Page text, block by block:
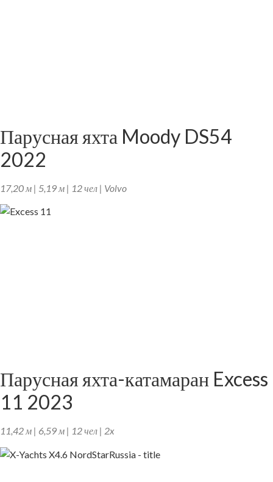
Парусная яхта Moody DS54
2022
17,20 м | 5,19 м | 12 чел | Volvo
Парусная яхта-катамаран Excess
11 2023
11,42 м | 6,59 м | 12 чел | 2x